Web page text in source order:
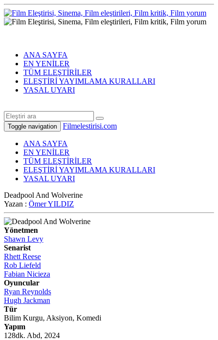
ANA SAYFA
EN YENİLER
TÜM ELEŞTİRİLER
ELEŞTİRİ YAYIMLAMA KURALLARI
YASAL UYARI
Toggle navigation Filmelestirisi.com
ANA SAYFA
EN YENİLER
TÜM ELEŞTİRİLER
ELEŞTİRİ YAYIMLAMA KURALLARI
YASAL UYARI
Deadpool And Wolverine
Yazan : Ömer YILDIZ
Yönetmen
Shawn Levy
Senarist
Rhett Reese
Rob Liefeld
Fabian Nicieza
Oyuncular
Ryan Reynolds
Hugh Jackman
Tür
Bilim Kurgu, Aksiyon, Komedi
Yapım
128dk. Abd, 2024